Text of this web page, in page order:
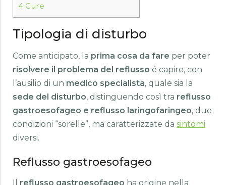
4 Cure
Tipologia di disturbo
Come anticipato, la prima cosa da fare per poter
risolvere il problema del reflusso è capire, con
l’ausilio di un medico specialista, quale sia la
sede del disturbo, distinguendo così tra reflusso
gastroesofageo e reflusso laringofaringeo, due
condizioni “sorelle”, ma caratterizzate da sintomi
diversi.
Reflusso gastroesofageo
Il reflusso gastroesofageo ha origine nella